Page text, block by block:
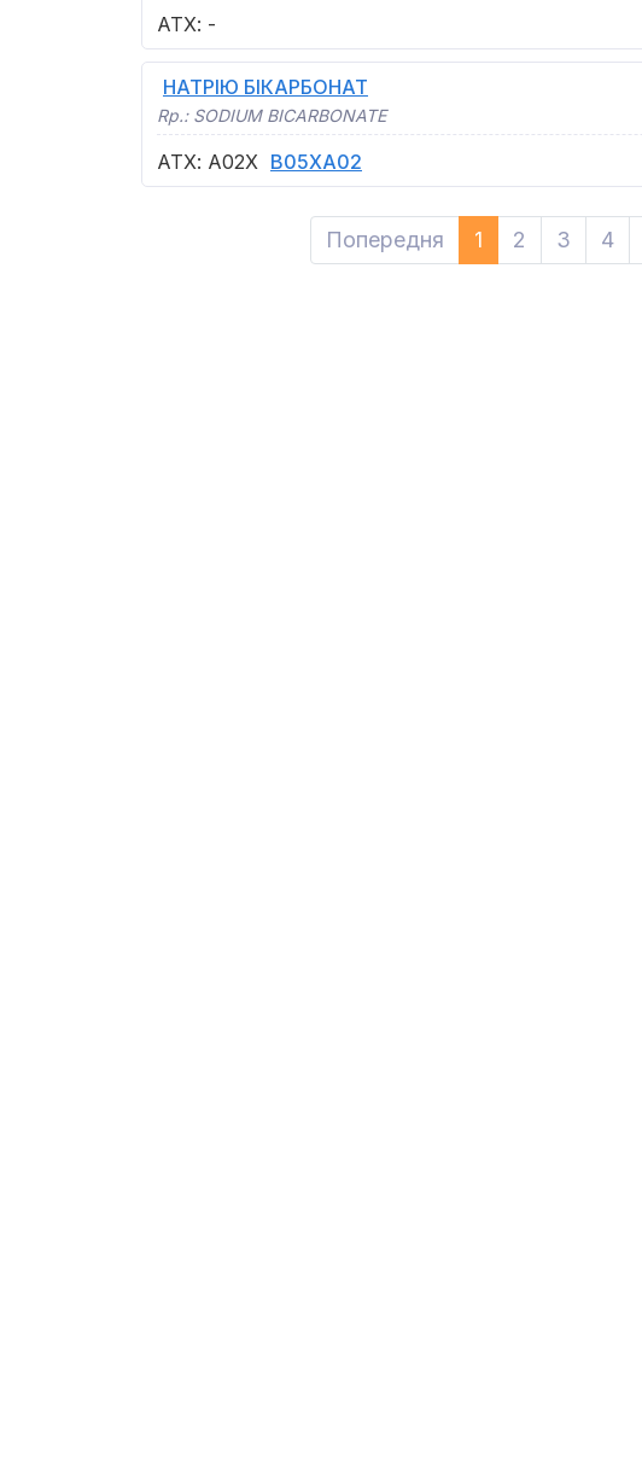
АТХ: -
НАТРІЮ БІКАРБОНАТ
Rp.: SODIUM BICARBONATE
АТХ: A02X B05XA02
Попередня 1 2 3 4